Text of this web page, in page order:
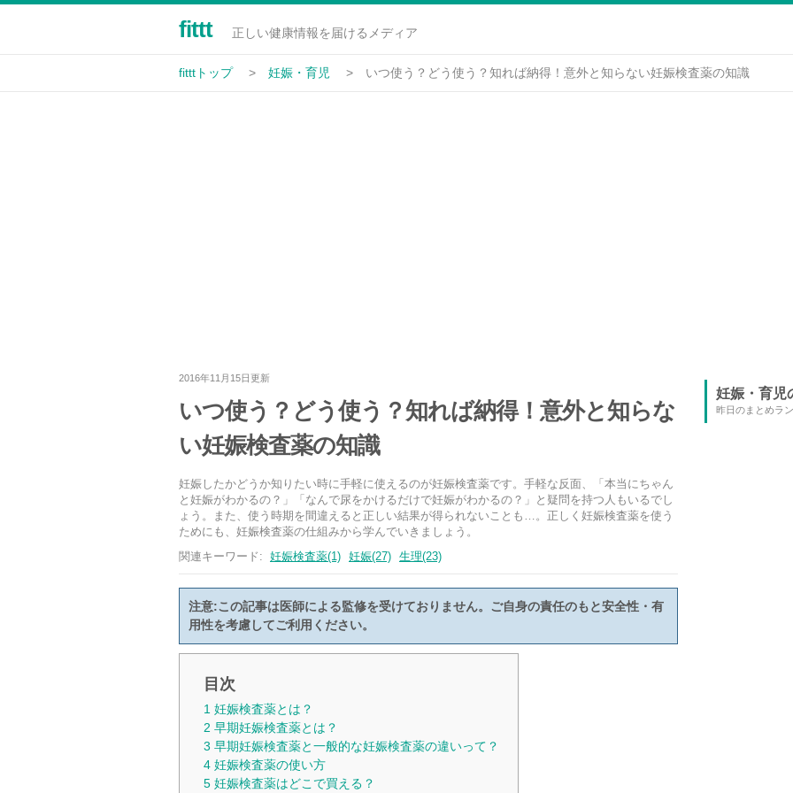
fittt 正しい健康情報を届けるメディア
fitttトップ 妊娠・育児 いつ使う？どう使う？知れば納得！意外と知らない妊娠検査薬の知識
2016年11月15日更新
いつ使う？どう使う？知れば納得！意外と知らな
い妊娠検査薬の知識
妊娠したかどうか知りたい時に手軽に使えるのが妊娠検査薬です。手軽な反面、「本当にちゃん
と妊娠がわかるの？」「なんで尿をかけるだけで妊娠がわかるの？」と疑問を持つ人もいるでし
ょう。また、使う時期を間違えると正しい結果が得られないことも…。正しく妊娠検査薬を使う
ためにも、妊娠検査薬の仕組みから学んでいきましょう。
関連キーワード: 妊娠検査薬(1) 妊娠(27) 生理(23)
注意:この記事は医師による監修を受けておりません。ご自身の責任のもと安全性・有
用性を考慮してご利用ください。
目次
1 妊娠検査薬とは？
2 早期妊娠検査薬とは？
3 早期妊娠検査薬と一般的な妊娠検査薬の違いって？
4 妊娠検査薬の使い方
5 妊娠検査薬はどこで買える？
妊娠・育児
昨日のまとめラ